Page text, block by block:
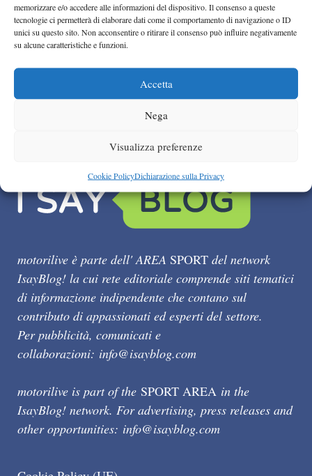
memorizzare e/o accedere alle informazioni del dispositivo. Il consenso a queste
tecnologie ci permetterà di elaborare dati come il comportamento di navigazione o ID
unici su questo sito. Non acconsentire o ritirare il consenso può influire negativamente
su alcune caratteristiche e funzioni.
Accetta
Nega
Visualizza preferenze
Cookie PolicyDichiarazione sulla Privacy
Ufficiale l’arrivo degli stop lampeggianti
obbligatori in Italia
motorilive è parte dell' AREA SPORT del network
IsayBlog! la cui rete editoriale comprende siti tematici
di informazione indipendente che contano sul
contributo di appassionati ed esperti del settore.
Per pubblicità, comunicati e
collaborazioni: info@isayblog.com
motorilive is part of the SPORT AREA in the
IsayBlog! network. For advertising, press releases and
other opportunities: info@isayblog.com